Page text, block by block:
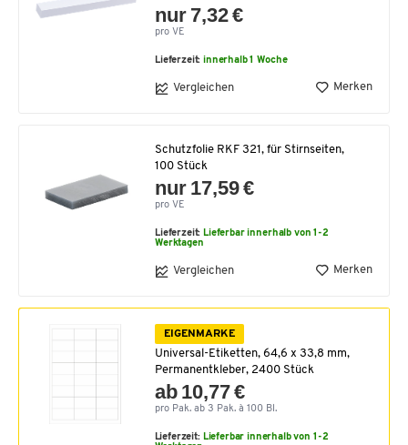
nur 7,32 €
pro VE
Lieferzeit:innerhalb 1 Woche
Vergleichen Merken
Schutzfolie RKF 321, für Stirnseiten,
100 Stück
nur 17,59 €
pro VE
Lieferzeit: Lieferbar innerhalb von 1-2
Werktagen
Vergleichen Merken
EIGENMARKE
Universal-Etiketten, 64,6 x 33,8 mm,
Permanentkleber, 2400 Stück
ab 10,77 €
pro Pak. ab 3 Pak. à 100 Bl.
Lieferzeit: Lieferbar innerhalb von 1-2